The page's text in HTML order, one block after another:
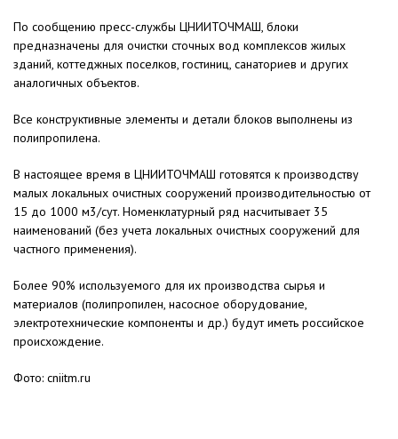
По сообщению пресс-службы ЦНИИТОЧМАШ, блоки
предназначены для очистки сточных вод комплексов жилых
зданий, коттеджных поселков, гостиниц, санаториев и других
аналогичных объектов.
Все конструктивные элементы и детали блоков выполнены из
полипропилена.
В настоящее время в ЦНИИТОЧМАШ готовятся к производству
малых локальных очистных сооружений производительностью от
15 до 1000 м3/сут. Номенклатурный ряд насчитывает 35
наименований (без учета локальных очистных сооружений для
частного применения).
Более 90% используемого для их производства сырья и
материалов (полипропилен, насосное оборудование,
электротехнические компоненты и др.) будут иметь российское
происхождение.
Фото: cniitm.ru